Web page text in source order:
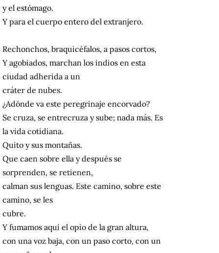
y el estómago.
Y para el cuerpo entero del extranjero.
Rechonchos, braquicéfalos, a pasos cortos,
Y agobiados, marchan los indios en esta
ciudad adherida a un
cráter de nubes.
¿Adónde va este peregrinaje encorvado?
Se cruza, se entrecruza y sube; nada más. Es
la vida cotidiana.
Quito y sus montañas.
Que caen sobre ella y después se
sorprenden, se retienen,
calman sus lenguas. Este camino, sobre este
camino, se les
cubre.
Y fumamos aquí el opio de la gran altura,
con una voz baja, con un paso corto, con un